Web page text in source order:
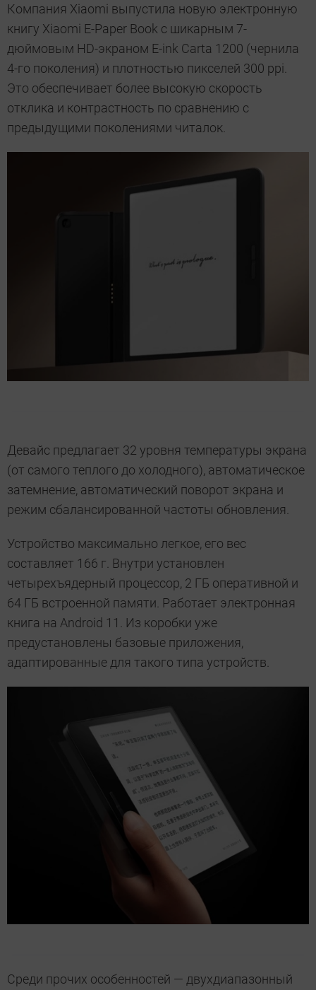
Компания Xiaomi выпустила новую электронную
книгу Xiaomi E-Paper Book с шикарным 7-
дюймовым HD-экраном E-ink Carta 1200 (чернила
4-го поколения) и плотностью пикселей 300 ppi.
Это обеспечивает более высокую скорость
отклика и контрастность по сравнению с
предыдущими поколениями читалок.
Девайс предлагает 32 уровня температуры экрана
(от самого теплого до холодного), автоматическое
затемнение, автоматический поворот экрана и
режим сбалансированной частоты обновления.
Устройство максимально легкое, его вес
составляет 166 г. Внутри установлен
четырехъядерный процессор, 2 ГБ оперативной и
64 ГБ встроенной памяти. Работает электронная
книга на Android 11. Из коробки уже
предустановлены базовые приложения,
адаптированные для такого типа устройств.
Среди прочих особенностей — двухдиапазонный